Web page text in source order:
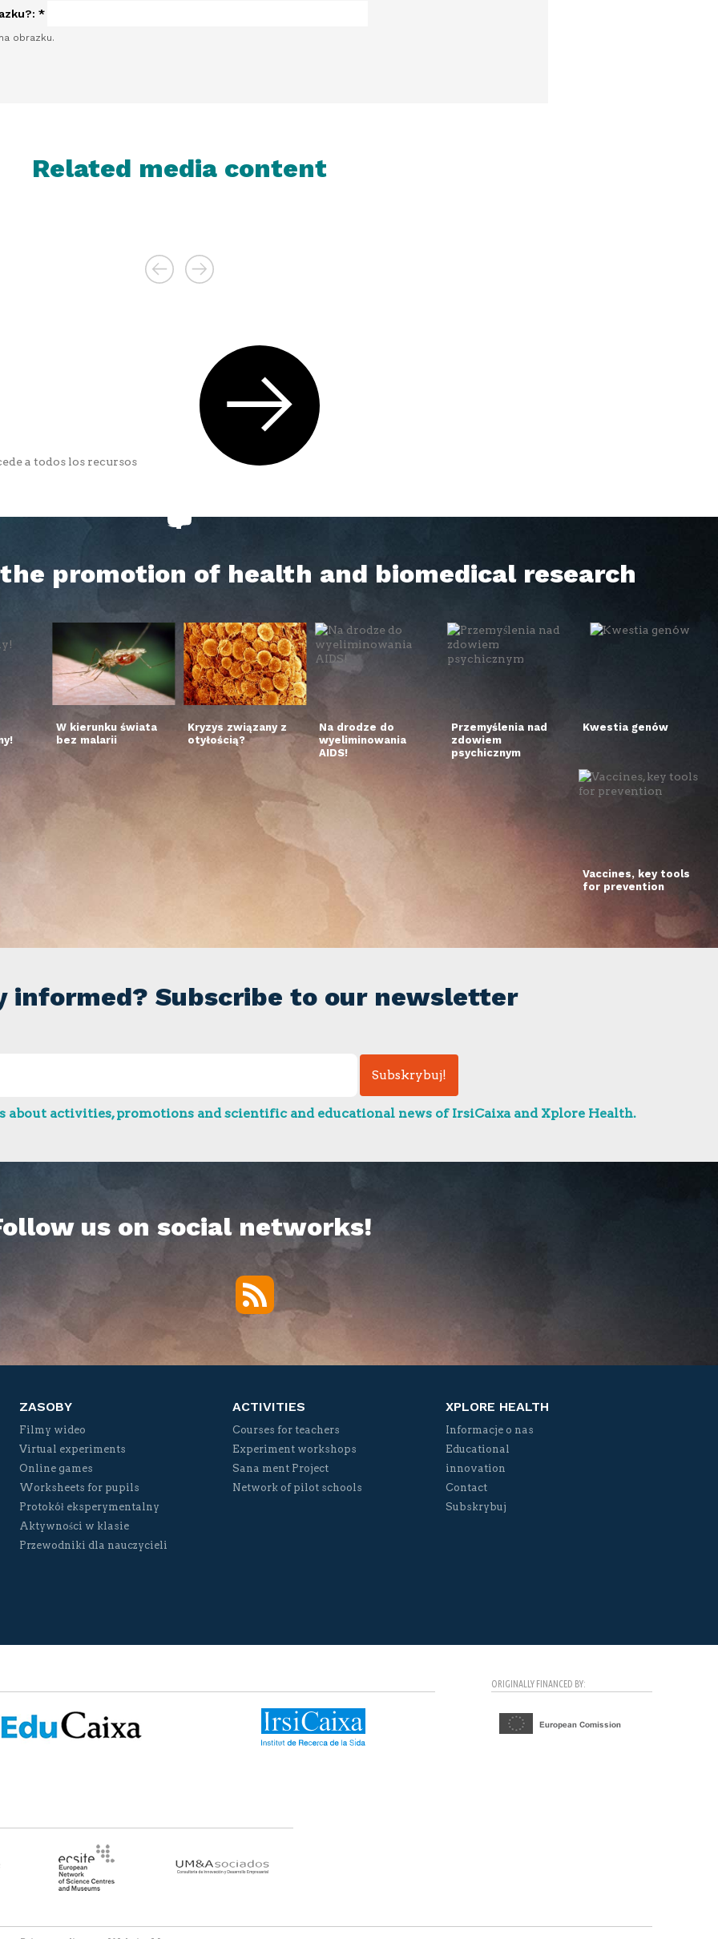
*
obrazku.
Related media content
a todos los recursos
promotion of health and biomedical research
W kierunku świata
bez malarii
Kryzys związany z
otyłością?
Na drodze do
wyeliminowania
AIDS!
Przemyślenia nad
zdowiem
psychicznym
Kwestia genów
Vaccines, key tools
for prevention
informed? Subscribe to our newsletter
activities, promotions and scientific and educational news of IrsiCaixa and Xplore Health.
us on social networks!
RSS
ZASOBY
Filmy wideo
Virtual experiments
Online games
Worksheets for pupils
Protokół eksperymentalny
Aktywności w klasie
Przewodniki dla nauczycieli
ACTIVITIES
Courses for teachers
Experiment workshops
Sana ment Project
Network of pilot schools
XPLORE HEALTH
Informacje o nas
Educational
innovation
Contact
Subskrybuj
ORIGINALLY FINANCED BY: